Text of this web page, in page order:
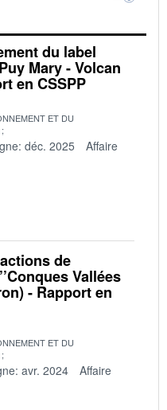
du label
Mary - Volcan
en CSSPP
ET DU
déc. 2025
Affaire
de
Vallées
- Rapport en
ET DU
avr. 2024
Affaire